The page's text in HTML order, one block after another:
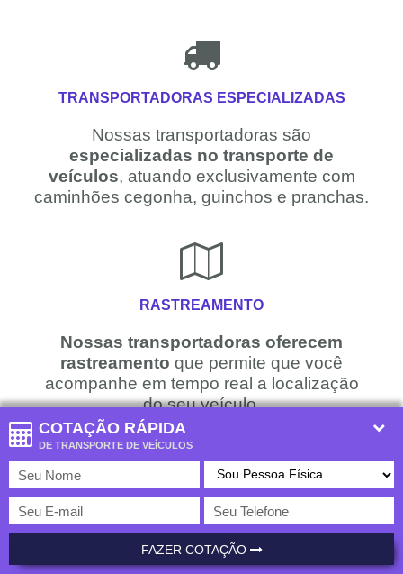
COTAÇÃO RÁPIDA
DE TRANSPORTE DE VEÍCULOS
FAZER COTAÇÃO
TRANSPORTADORAS ESPECIALIZADAS
Nossas transportadoras são
especializadas no transporte de
veículos, atuando exclusivamente com
caminhões cegonha, guinchos e pranchas.
RASTREAMENTO
Nossas transportadoras oferecem
rastreamento que permite que você
acompanhe em tempo real a localização
do seu veículo.
TECNOLOGIA
única plataforma do Brasil